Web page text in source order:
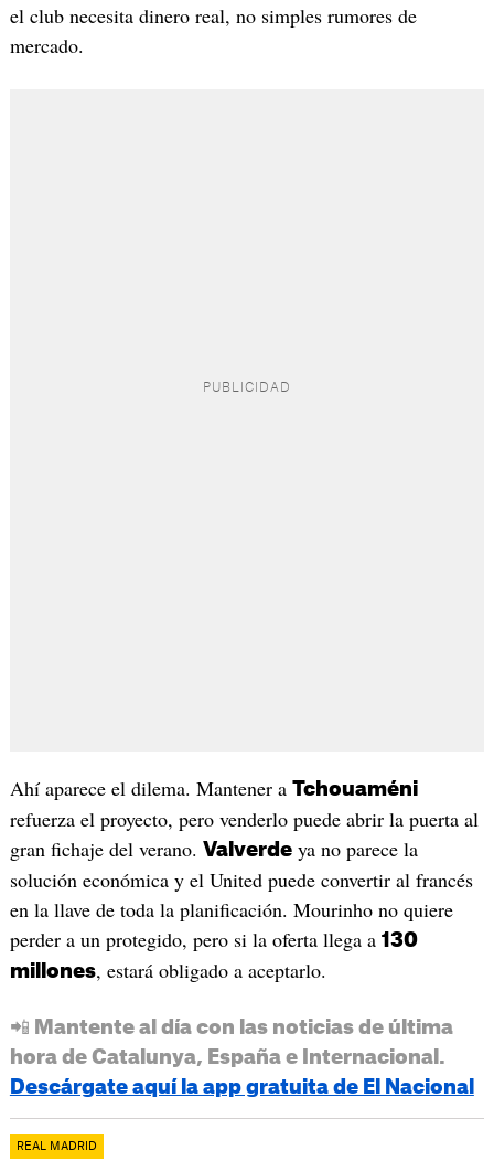
el club necesita dinero real, no simples rumores de
mercado.
Ahí aparece el dilema. Mantener a Tchouaméni
refuerza el proyecto, pero venderlo puede abrir la puerta al
gran fichaje del verano. Valverdeya no parece la
solución económica y el United puede convertir al francés
en la llave de toda la planificación. Mourinho no quiere
perder a un protegido, pero si la oferta llega a 130
millones, estará obligado a aceptarlo.
📲 Mantente al día con las noticias de última
hora de Catalunya, España e Internacional.
Descárgate aquí la app gratuita de El Nacional
REAL MADRID